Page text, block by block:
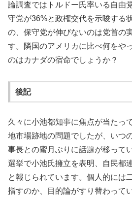
論調査ではトルドー氏率いる自由
守党が36%と政権交代を示唆する
の、保守党が伸びないのは党首の
す。隣国のアメリカに比べ何をや
のはカナダの宿命でしょうか？
後記
久々に小池都知事に焦点が当たっ
地市場跡地の問題でしたが、いつ
事長との蜜月ぶりに話題が移って
選挙で小池氏擁立を表明、自民都
と報じられています。個人的には
指すのか、目的論がすり替わって